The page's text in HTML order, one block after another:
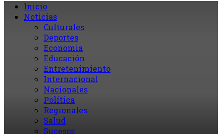
Inicio
Noticias
Culturales
Deportes
Economia
Educación
Entretenimiento
Internacional
Nacionales
Política
Regionales
Salud
Sucesos